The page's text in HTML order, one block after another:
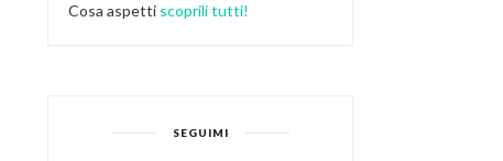
Cosa aspetti scoprili tutti!
SEGUIMI